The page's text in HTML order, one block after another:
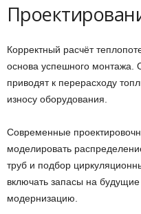
Корректный расчёт
основа успешного монтажа.
приводят к перерасходу
износу оборудования.
Современные
моделировать
труб и подбор
включать запасы на
модернизацию.